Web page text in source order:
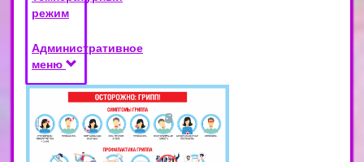
режим
Административное
меню